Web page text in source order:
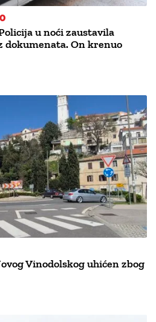
u noći zaustavila
dokumenata. On krenuo
Vinodolskog uhićen zbog